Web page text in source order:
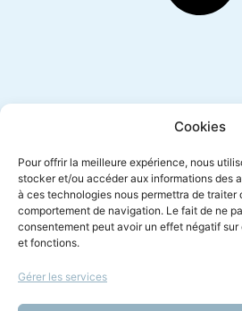
Cookies
Pour offrir la meilleure expérience, nous
stocker et/ou accéder aux informations des
à ces technologies nous permettra de traiter
comportement de navigation. Le fait de ne
consentement peut avoir un effet négatif
et fonctions.
Gérer les services
Inscription newsletter
Envoyer
Le droit à